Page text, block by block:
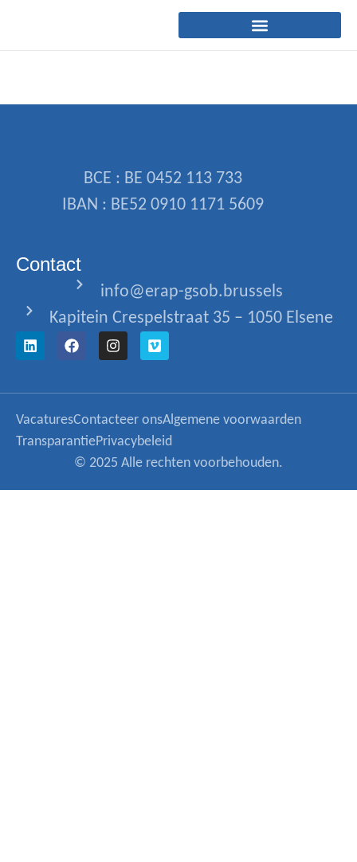
BCE : BE 0452 113 733
IBAN : BE52 0910 1171 5609
Contact
info@erap-gsob.brussels
Kapitein Crespelstraat 35 – 1050 Elsene
VacaturesContacteer onsAlgemene voorwaarden
© 2025 Alle rechten voorbehouden.
TransparantiePrivacybeleid